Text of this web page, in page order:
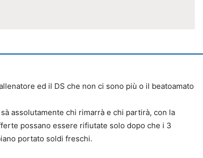
ed il DS che non ci sono più o il beatoamato
assolutamente chi rimarrà e chi partirà, con la
possano essere rifiutate solo dopo che i 3
portato soldi freschi.